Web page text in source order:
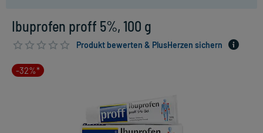
Ibuprofen proff 5%, 100 g
Produkt bewerten & PlusHerzen sichern
-32%*